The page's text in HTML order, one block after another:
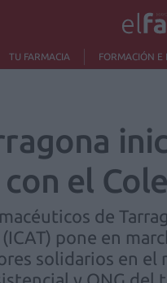
TU FARMACIA FORMACIÓN E
el
de
pone en
solidarios en el